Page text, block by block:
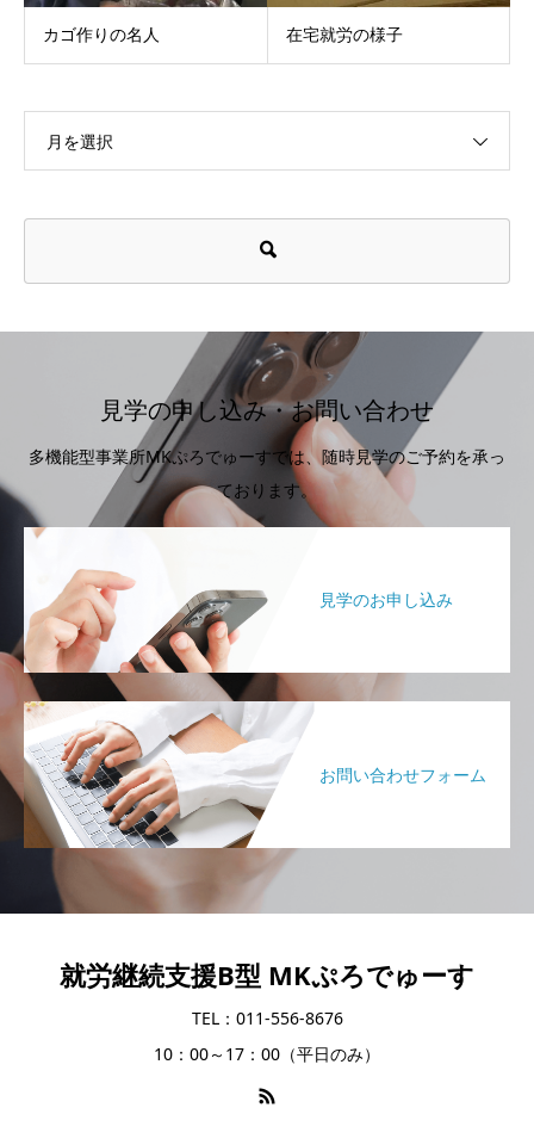
カゴ作りの名人 在宅就労の様子
月を選択
見学の申し込み・お問い合わせ
多機能型事業所MKぷろでゅーすでは、随時見学のご予約を承っ
ております。
見学のお申し込み
お問い合わせフォーム
就労継続支援B型 MKぷろでゅーす
TEL：011-556-8676
10：00～17：00（平日のみ）